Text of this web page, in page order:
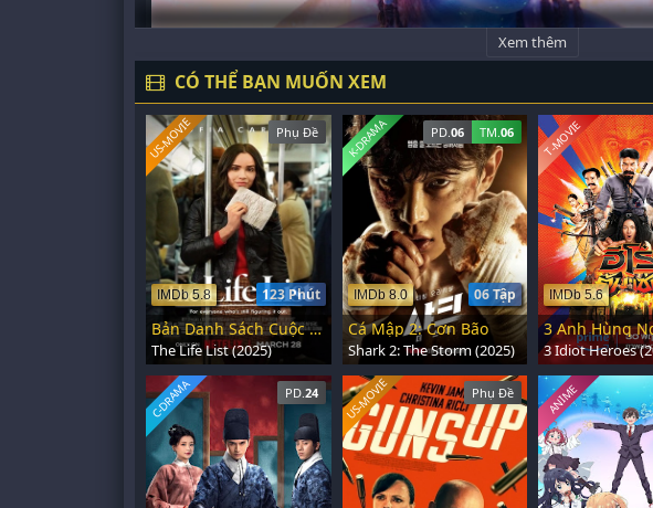
Xem thêm
CÓ THỂ BẠN MUỐN XEM
Phụ Đề
123 Phút
IMDb 5.8
US-MOVIE
Bản Danh Sách Cuộc Đời
The Life List (2025)
PD. 06 TM. 06
06 Tập
IMDb 8.0
K-DRAMA
Cá Mập 2: Cơn Bão
Shark 2: The Storm (2025)
IMDb 5.6
T-MOVIE
3 Anh Hùng
3 Idiot Heroes
PD. 24
C-DRAMA Phụ Đề
US-MOVIE ANIME